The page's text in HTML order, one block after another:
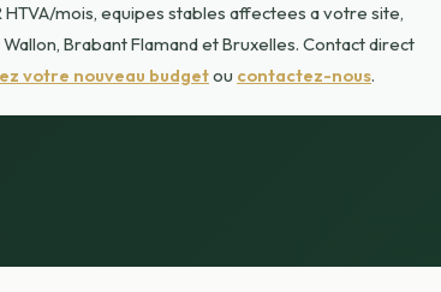
mois, equipes stables affectees a votre site,
Brabant Flamand et Bruxelles. Contact direct
votre nouveau budgetou contactez-nous.